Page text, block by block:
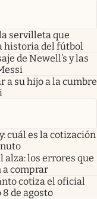
servilleta que
historia del fútbol
de Newell’s y las
a su hijo a la cumbre
cuál es la cotización
alza: los errores que
a comprar
cotiza el oficial
8 de agosto